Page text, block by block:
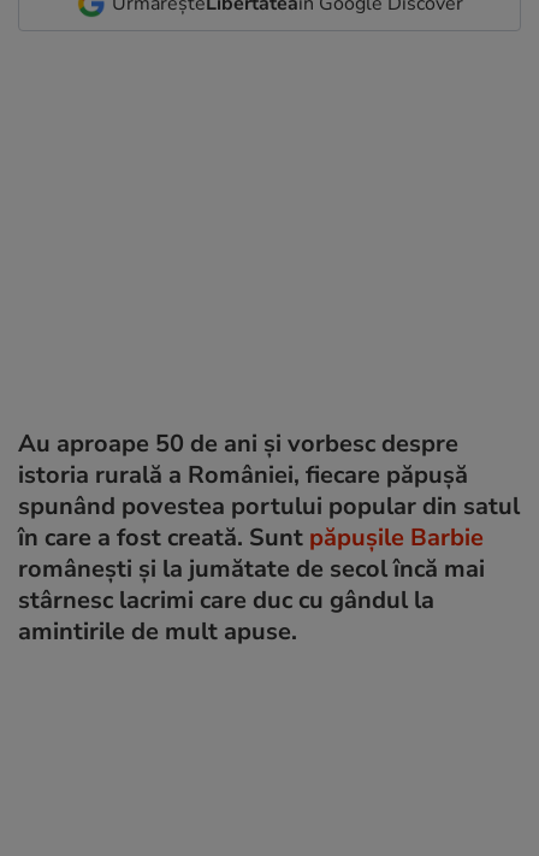
Au aproape 50 de ani și vorbesc despre
istoria rurală a României, fiecare păpușă
spunând povestea portului popular din satul
în care a fost creată. Sunt păpușile Barbie
românești și la jumătate de secol încă mai
stârnesc lacrimi care duc cu gândul la
amintirile de mult apuse.